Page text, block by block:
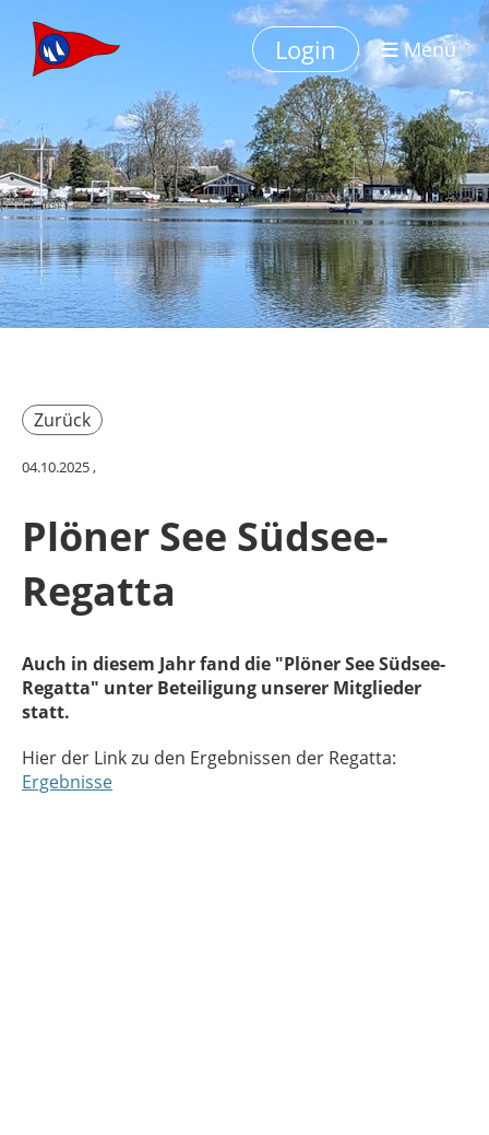
Login Menü
Zurück
04.10.2025,
Plöner See Südsee-
Regatta
Auch in diesem Jahr fand die "Plöner See Südsee-
Regatta" unter Beteiligung unserer Mitglieder
statt.
Hier der Link zu den Ergebnissen der Regatta:
Ergebnisse